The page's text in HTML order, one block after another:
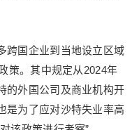
跨国企业到当地设立区域
策。其中规定从2024年
的外国公司及商业机构开
是为了应对沙特失业率高